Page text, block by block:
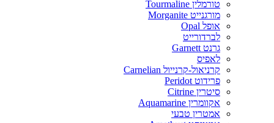
טורמלין Tourmaline
מורגנייט Morganite
אופל Opal
לברדורייט
גרנט Garnett
לאפיס
קרניאול-קרנייול Carnelian
פרידוט Peridot
סיטרין Citrine
אקוומרין Aquamarine
אמטרין טבעי